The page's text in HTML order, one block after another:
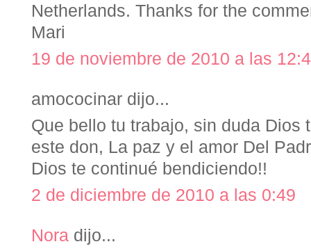
Netherlands. Thanks for the
Mari
19 de noviembre de 2010 a las
amococinar dijo...
Que bello tu trabajo, sin duda Dios
este don, La paz y el amor Del
Dios te continué bendiciendo!!
2 de diciembre de 2010 a las 0:49
Nora dijo...